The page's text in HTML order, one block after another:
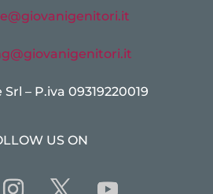
– P.iva 09319220019
US ON